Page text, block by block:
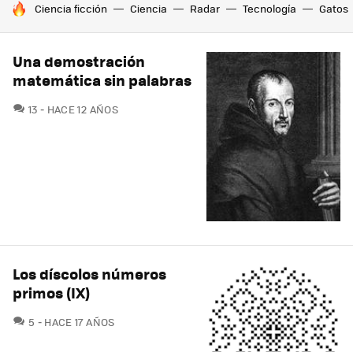
HOY SE HABLA DE
Ciencia ficción Ciencia Radar Tecnología Gatos
Una demostración
matemática sin palabras
13 COMENTARIOS
HACE 12 AÑOS
Los díscolos números
primos (IX)
5 COMENTARIOS
HACE 17 AÑOS